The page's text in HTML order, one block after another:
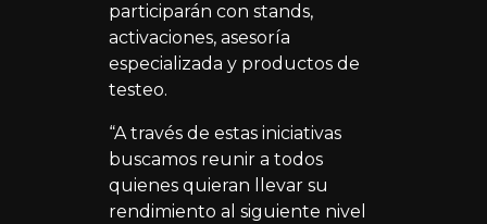
participarán con stands,
activaciones, asesoría
especializada y productos de
testeo.
“A través de estas iniciativas
buscamos reunir a todos
quienes quieran llevar su
rendimiento al siguiente nivel